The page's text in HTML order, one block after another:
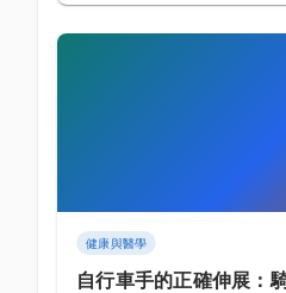
健康與醫學
自行車手的正確伸展：